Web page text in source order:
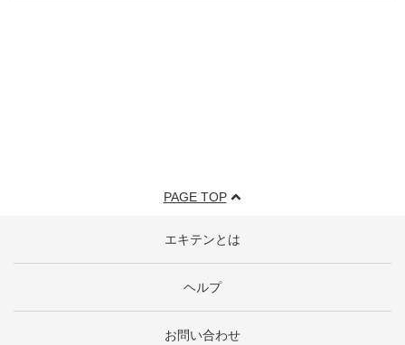
PAGE TOP
エキテンとは
ヘルプ
お問い合わせ